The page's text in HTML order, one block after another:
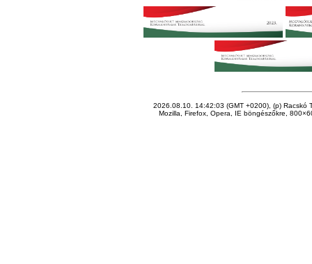
2026.08.10. 14:42:03 (GMT +0200), (p) Racskó
Mozilla, Firefox, Opera, IE böngészőkre,